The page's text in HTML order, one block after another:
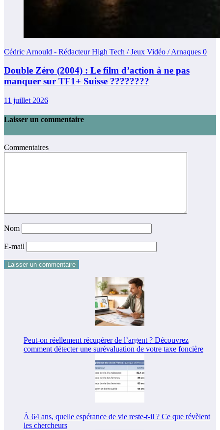
Cédric Arnould - Rédacteur High Tech / Jeux Vidéo / Arnaques 0
Double Zéro (2004) : Le film d’action à ne pas
manquer sur TF1+ Suisse ????????
11 juillet 2026
Laisser un commentaire
Commentaires
Nom
E-mail
Peut-on réellement récupérer de l’argent ? Découvrez
comment détecter une surévaluation de votre taxe foncière
À 64 ans, quelle espérance de vie reste-t-il ? Ce que révèlent
les chercheurs